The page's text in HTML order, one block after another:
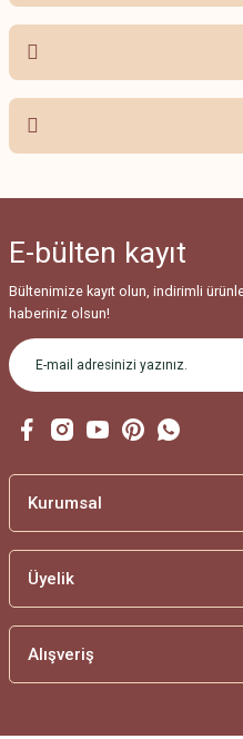
Bu ürünün fiyat bilgisi, resim, ürün
yetersiz gördüğünüz noktaları
iletebilirsiniz.
Ürün fiyatı diğer sitelerden
Bu ürüne benzer farklı
E-bülten kayıt
Bültenimize kayıt olun, indirimli
haberiniz olsun!
Kurumsal
Üyelik
Alışveriş